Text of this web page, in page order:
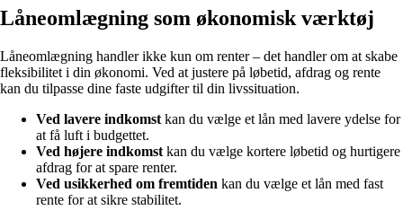
Låneomlægning som økonomisk værktøj
Låneomlægning handler ikke kun om renter – det handler om at skabe
fleksibilitet i din økonomi. Ved at justere på løbetid, afdrag og rente
kan du tilpasse dine faste udgifter til din livssituation.
Ved lavere indkomst kan du vælge et lån med lavere ydelse for
at få luft i budgettet.
Ved højere indkomst kan du vælge kortere løbetid og hurtigere
afdrag for at spare renter.
Ved usikkerhed om fremtiden kan du vælge et lån med fast
rente for at sikre stabilitet.